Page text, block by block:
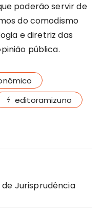
poderão servir de
do comodismo
e diretriz das
pública.
editoramizuno
de Jurisprudência